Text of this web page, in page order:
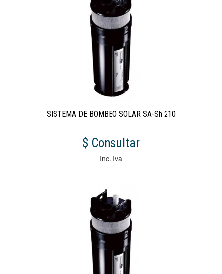
SISTEMA DE BOMBEO SOLAR SA-Sh 210
$ Consultar
Inc. Iva